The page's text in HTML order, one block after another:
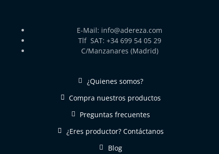
E-Mail: info@adereza.com
Tlf SAT: +34 699 54 05 29
C/Manzanares (Madrid)
¿Quienes somos?
Compra nuestros productos
Preguntas frecuentes
¿Eres productor? Contáctanos
Blog